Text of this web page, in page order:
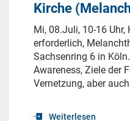
Kirche
Mi, 08.Juli, 10-16
erforderlich,
Sachsenring 6 in
Awareness, Ziele der
Vernetzung, aber
Weiterlesen